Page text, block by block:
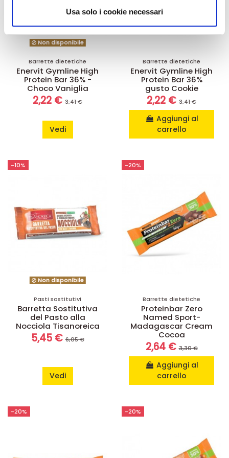
informazioni sul modo in cui utilizza il nostro sito con i
nostri partner che si occupano di analisi dei dati web,
pubblicità e social media, i quali potrebbero combinarle
con altre informazioni che ha fornito loro o che hanno
raccolto dal suo utilizzo dei loro servizi.
Usa solo i cookie necessari
Non disponibile
Barrette dietetiche
Enervit Gymline High
Protein Bar 36% -
Choco Vaniglia
2,22 € 3,41 €
Vedi
Barrette dietetiche
Enervit Gymline High
Protein Bar 36%
gusto Cookie
2,22 € 3,41 €
Aggiungi al
carrello
-10%
Non disponibile
Pasti sostitutivi
Barretta Sostitutiva
del Pasto alla
Nocciola Tisanoreica
5,45 €6,05 €
Vedi
-20%
Barrette dietetiche
Proteinbar Zero
Named Sport-
Madagascar Cream
Cocoa
2,64 €3,30 €
Aggiungi al
carrello
-20% -20%